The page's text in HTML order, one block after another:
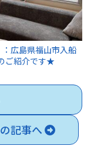
広島県福山市入船
ご紹介です★
記事へ